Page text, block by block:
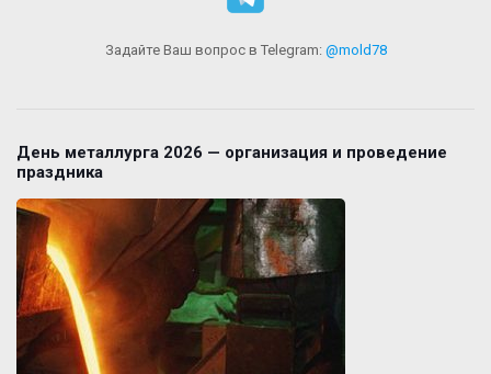
Задайте Ваш вопрос в Telegram: @mold78
День металлурга 2026 — организация и проведение
праздника